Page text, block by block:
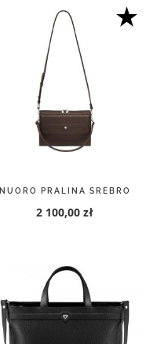
NUORO PRALINA SREBRO
2 100,00 zł